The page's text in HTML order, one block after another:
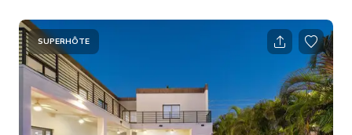
Sea et Matheson Hammock. Fait amusant : la propriété a été
mise en vedette dans le clip musical "Sun Goes Down" de Sofi
Tukker & John Summit, avec plus d'un million de vues.
SUPERHÔTE